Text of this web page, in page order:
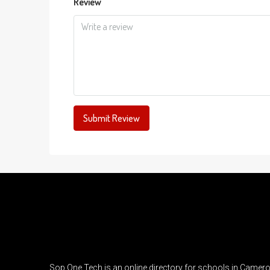
Submit Review
Sop One Tech is an online directory for schools in